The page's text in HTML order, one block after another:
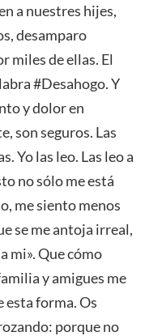
a nuestres hijes,
desamparo
miles de ellas. El
#Desahogo. Y
y dolor en
son seguros. Las
Yo las leo. Las leo a
no sólo me está
me siento menos
se me antoja irreal,
mi». Que cómo
y amigues me
esta forma. Os
porque no